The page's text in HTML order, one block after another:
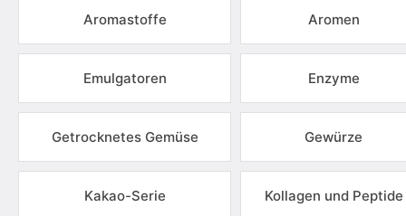
Aromastoffe Aromen
Emulgatoren Enzyme
Getrocknetes Gemüse Gewürze
Kakao-Serie Kollagen und Peptide